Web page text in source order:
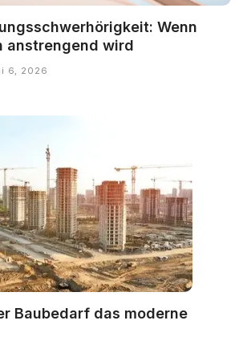
Wenn
anstrengend wird
6, 2026
Baubedarf das moderne